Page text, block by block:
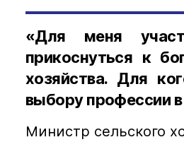
«Для меня
прикоснуться к
хозяйства. Для
выбору профессии
Министр сельского